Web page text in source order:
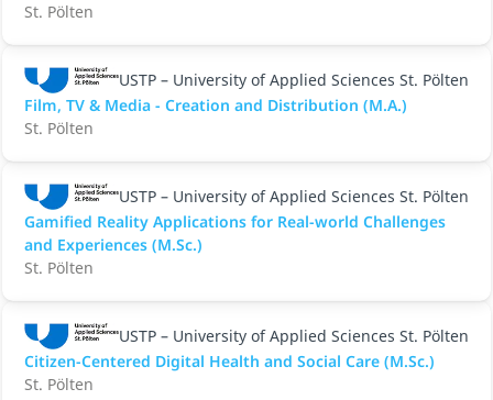
St. Pölten
USTP – University of Applied Sciences St. Pölten
Film, TV & Media - Creation and Distribution (M.A.)
St. Pölten
USTP – University of Applied Sciences St. Pölten
Gamified Reality Applications for Real-world Challenges
and Experiences (M.Sc.)
St. Pölten
USTP – University of Applied Sciences St. Pölten
Citizen-Centered Digital Health and Social Care (M.Sc.)
St. Pölten